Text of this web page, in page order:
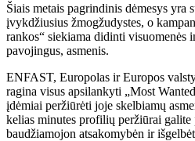
Šiais metais pagrindinis dėmesys yra
įvykdžiusius žmogžudystes, o
rankos“ siekiama didinti visuomenės
pavojingus, asmenis.
ENFAST, Europolas ir Europos
ragina visus apsilankyti „Most
įdėmiai peržiūrėti joje skelbiamų
kelias minutes profilių peržiūrai galite
baudžiamojon atsakomybėn ir